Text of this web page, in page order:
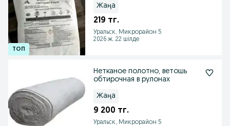
Жаңа
219 тг.
Уральск, Микрорайон 5
2026 ж. 22 шілде
Нетканое полотно, ветошь
обтирочная в рулонах
Жаңа
9 200 тг.
Уральск, Микрорайон 5